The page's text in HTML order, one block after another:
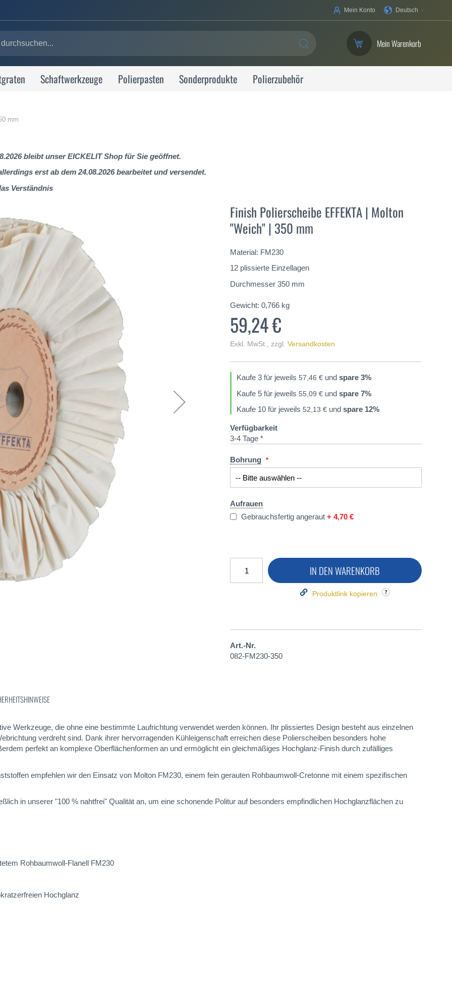
Ihre
Deutsch
Mein Konto
SUCHE Mein Warenkorb
Schaftwerkzeuge Polierpasten Sonderprodukte Polierzubehör
mm
bleibt unser EICKELIT Shop für Sie geöffnet.
erst ab dem 24.08.2026 bearbeitet und versendet.
Verständnis
Finish Polierscheibe EFFEKTA | Molton
"Weich" | 350 mm
Material: FM230
12 plissierte Einzellagen
Durchmesser 350 mm
Gewicht: 0,766 kg
59,24 €
Exkl. MwSt. zzgl. Versandkosten
Kaufe 3 für jeweils 57,46 € und spare 3%
Kaufe 5 für jeweils 55,09 € und spare 7%
Kaufe 10 für jeweils 52,13 € und spare 12%
Verfügbarkeit
3-4 Tage *
Bohrung
Aufrauen
Gebrauchsfertig angeraut+4,70 €
IN DEN WARENKORB
Produktlink kopieren
Art.-Nr.
082-FM230-350
Werkzeuge, die ohne eine bestimmte Laufrichtung verwendet werden können. Ihr plissiertes Design besteht aus einzelnen
verdreht sind. Dank ihrer hervorragenden Kühleigenschaft erreichen diese Polierscheiben besonders hohe
perfekt an komplexe Oberflächenformen an und ermöglicht ein gleichmäßiges Hochglanz-Finish durch zufälliges
empfehlen wir den Einsatz von Molton FM230, einem fein gerauten Rohbaumwoll-Cretonne mit einem spezifischen
in unserer "100 % nahtfrei" Qualität an, um eine schonende Politur auf besonders empfindlichen Hochglanzflächen zu
Rohbaumwoll-Flanell FM230
Hochglanz